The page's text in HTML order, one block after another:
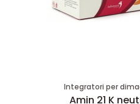
Integratori per
Amin 21 K